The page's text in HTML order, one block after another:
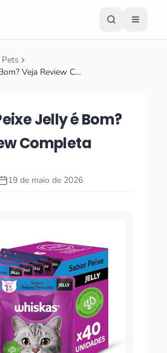
Veja Review C…
Jelly é Bom?
Completa
19 de maio de 2026